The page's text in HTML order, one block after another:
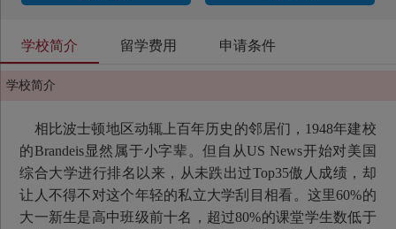
学校简介 留学费用 申请条件
学校简介
相比波士顿地区动辄上百年历史的邻居们，1948年建校
的Brandeis显然属于小字辈。但自从US News开始对美国
综合大学进行排名以来，从未跌出过Top35傲人成绩，却
让人不得不对这个年轻的私立大学刮目相看。这里60%的
大一新生是高中班级前十名，超过80%的课堂学生数低于